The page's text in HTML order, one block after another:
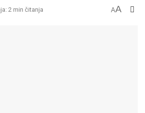
2 min čitanja AA